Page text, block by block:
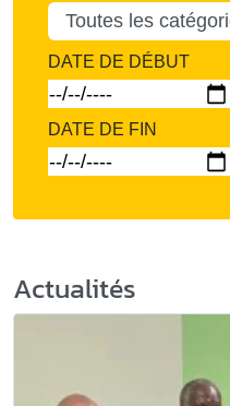
DATE DE DÉBUT
DATE DE FIN
Actualités